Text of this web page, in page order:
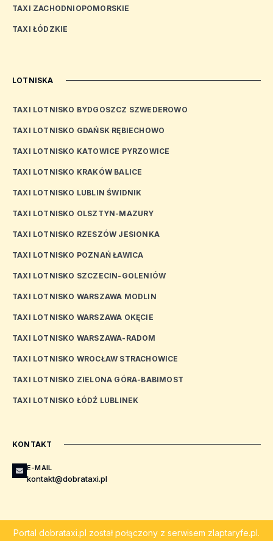
TAXI ZACHODNIOPOMORSKIE
TAXI ŁÓDZKIE
LOTNISKA
TAXI LOTNISKO BYDGOSZCZ SZWEDEROWO
TAXI LOTNISKO GDAŃSK RĘBIECHOWO
TAXI LOTNISKO KATOWICE PYRZOWICE
TAXI LOTNISKO KRAKÓW BALICE
TAXI LOTNISKO LUBLIN ŚWIDNIK
TAXI LOTNISKO OLSZTYN-MAZURY
TAXI LOTNISKO RZESZÓW JESIONKA
TAXI LOTNISKO POZNAŃ ŁAWICA
TAXI LOTNISKO SZCZECIN-GOLENIÓW
TAXI LOTNISKO WARSZAWA MODLIN
TAXI LOTNISKO WARSZAWA OKĘCIE
TAXI LOTNISKO WARSZAWA-RADOM
TAXI LOTNISKO WROCŁAW STRACHOWICE
TAXI LOTNISKO ZIELONA GÓRA-BABIMOST
TAXI LOTNISKO ŁÓDŹ LUBLINEK
KONTAKT
E-MAIL
kontakt@dobrataxi.pl
Portal dobrataxi.pl został połączony z serwisem zlaptaryfe.pl.